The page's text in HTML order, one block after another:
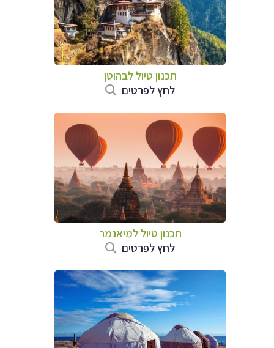
תכנון טיול לבהוטן
לחץ לפרטים
תכנון טיול למיאנמר
לחץ לפרטים